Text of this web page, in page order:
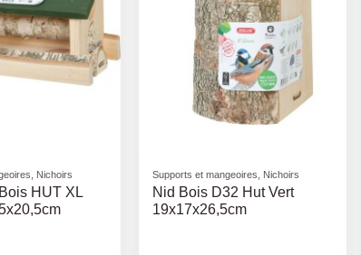
Nichoirs
HUT XL
Supports et mangeoires, Nichoirs
Nid Bois D32 Hut Vert
19x17x26,5cm